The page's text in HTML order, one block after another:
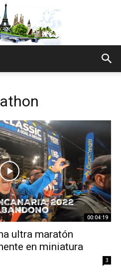
Thru
My
Eyes
00:04:19
ultra maratón
en miniatura
3